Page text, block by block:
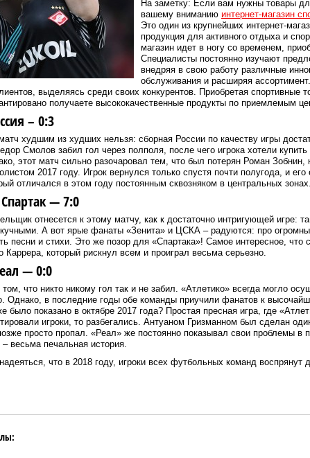
На заметку: Если вам нужны товары
вашему вниманию интернет-магазин
Это один из крупнейших интернет-
продукция для активного отдыха и
магазин идет в ногу со временем,
Специалисты постоянно изучают
внедряя в свою работу различные
обслуживания и расширяя
выделяясь среди своих конкурентов. Приобретая спортивные
получаете высококачественные продукты по приемлемым
– 0:3
худшим из худших нельзя: сборная России по качеству игры
Смолов забил гол через полполя, после чего игрока хотели
этот матч сильно разочаровал тем, что был потерян Роман Зобнин,
2017 году. Игрок вернулся только спустя почти полугода, и
отличался в этом году постоянным сквозняком в центральных зонах.
— 7:0
отнесется к этому матчу, как к достаточно интригующей игре:
А вот ярые фанаты «Зенита» и ЦСКА – радуются: про
песни и стихи. Это же позор для «Спартака»! Самое интересное, что
который рискнул всем и проиграл весьма серьезно.
— 0:0
что никто никому гол так и не забил. «Атлетико» всегда могло
Однако, в последние годы обе команды приучили фанатов к
было показано в октябре 2017 года? Простая пресная игра, где
игроки, то разбегались. Антуаном Гризманном был сделан
просто пропал. «Реал» же постоянно показывал свои проблемы в
весьма печальная история.
что в 2018 году, игроки всех футбольных команд воспрянут